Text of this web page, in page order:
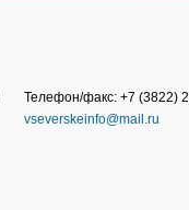
Телефон/факс: +7 (3822)
vseverskeinfo@mail.ru